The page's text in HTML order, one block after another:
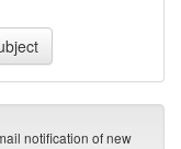
notification of new